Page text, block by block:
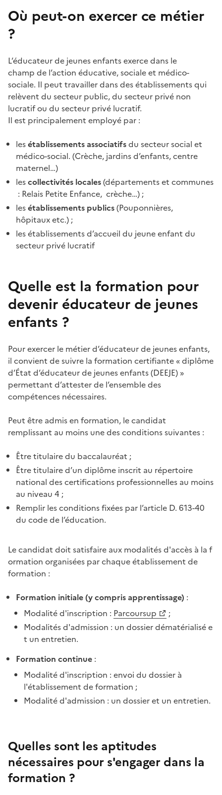
Où peut-on exercer ce métier
?
L’éducateur de jeunes enfants exerce dans le
champ de l’action éducative, sociale et médico-
sociale. Il peut travailler dans des établissements qui
relèvent du secteur public, du secteur privé non
lucratif ou du secteur privé lucratif.
Il est principalement employé par :
lesétablissements associatifsdu secteur social et
médico-social. (Crèche, jardins d’enfants, centre
maternel…)
lescollectivités locales(départements et communes
: Relais Petite Enfance, crèche…) ;
lesétablissements publics(Pouponnières,
hôpitaux etc.) ;
les établissements d’accueil du jeune enfant du
secteur privé lucratif
Quelle est la formation pour
devenir éducateur de jeunes
enfants ?
Pour exercer le métier d’éducateur de jeunes enfants,
il convient de suivre la formation certifiante « diplôme
d’État d’éducateur de jeunes enfants (DEEJE) »
permettant d’attester de l’ensemble des
compétences nécessaires.
Peut être admis en formation, le candidat
remplissant au moins une des conditions suivantes :
Être titulaire du baccalauréat ;
Être titulaire d’un diplôme inscrit au répertoire
national des certifications professionnelles au moins
au niveau 4 ;
Remplir les conditions fixées par l’article D. 613-40
du code de l’éducation.
Le candidat doit satisfaire aux modalités d'accès à la f
ormation organisées par chaque établissement de
formation :
Formation initiale (y compris apprentissage) :
Modalité d'inscription : Parcoursup
;
Modalités d'admission : un dossier dématérialisé e
t un entretien.
Formation continue :
Modalité d'inscription : envoi du dossier à
l'établissement de formation ;
Modalité d'admission : un dossier et un entretien.
Quelles sont les aptitudes
nécessaires pour s'engager dans la
formation?